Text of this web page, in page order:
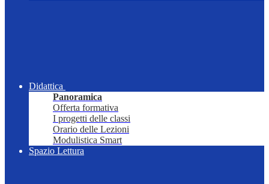
Didattica
Panoramica
Offerta formativa
I progetti delle classi
Orario delle Lezioni
Modulistica Smart
Spazio Lettura